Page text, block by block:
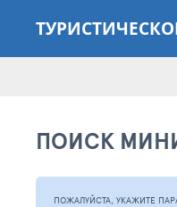
ПОИСК
ПОЖАЛУЙСТА, УКАЖИТЕ